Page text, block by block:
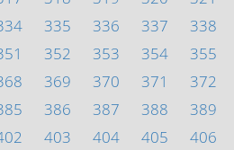
335 336 337 338
352 353 354 355
369 370 371 372
386 387 388 389
403 404 405 406